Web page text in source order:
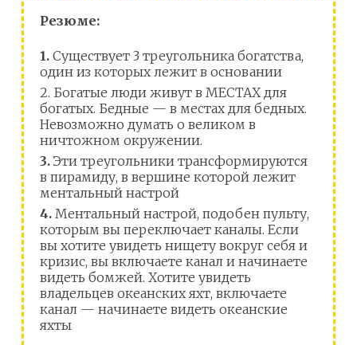
Резюме:
1.Существует 3 треугольника богатства,
один из которых лежит в основании
2. Богатые люди живут в МЕСТАХ для
богатых. Бедные — в местах для бедных.
Невозможно думать о великом в
ничтожном окружении.
3.Эти треугольники трансформируются
в пирамиду, в вершине которой лежит
ментальный настрой
4.Ментальный настрой, подобен пульту,
которым вы переключает каналы. Если
вы хотите увидеть нищету вокруг себя и
кризис, вы включаете канал и начинаете
видеть бомжей. Хотите увидеть
владельцев океанских яхт, включаете
канал — начинаете видеть океанские
яхты